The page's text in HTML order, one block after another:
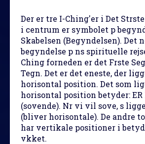
Der er tre I-Ching'er i Det
i centrum er symbolet p
Skabelsen (Begyndelsen). Det
begyndelse p ns spirituelle
Ching forneden er det Frste
Tegn. Det er det eneste, der
horisontal position. Det som
horisontal position betyder: ER
(sovende). Nr vi vil sove, s
(bliver horisontale). De andre
har vertikale positioner i
vkket.